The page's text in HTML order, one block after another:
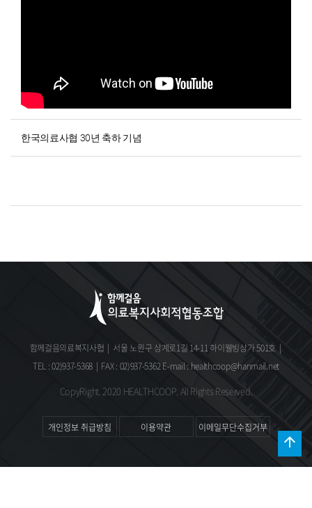
한국의료사협 30년 축하 기념
함께걸음의료복지사협 | 서울 노원구 상계로1길 14-11 하이웰빙상가 501호 |
TEL : 02)937-5368 | FAX : 02)937-5362 E-mail : healthcoop@hanmail.net
CopyRight. 2020 HEALTHCOOP. All Rights Reserved.
개인정보 취급방침 이용약관 이메일무단수집거부
